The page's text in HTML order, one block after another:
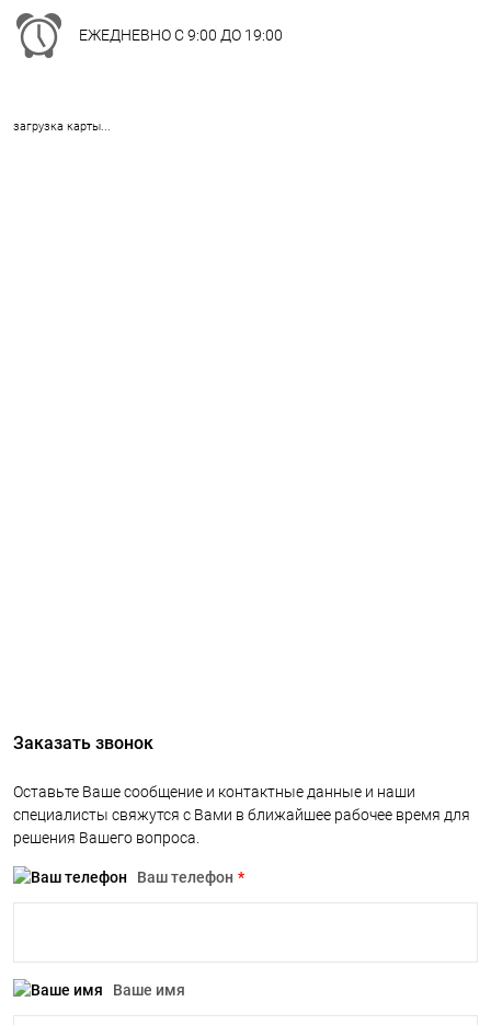
ЕЖЕДНЕВНО С 9:00 ДО 19:00
загрузка карты...
Заказать звонок
Оставьте Ваше сообщение и контактные данные и наши
специалисты свяжутся с Вами в ближайшее рабочее время для
решения Вашего вопроса.
Ваш телефон *
Ваше имя